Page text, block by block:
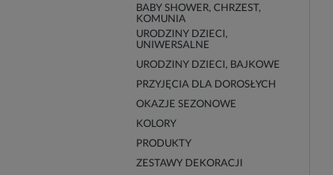
BABY SHOWER, CHRZEST,
KOMUNIA
URODZINY DZIECI,
UNIWERSALNE
URODZINY DZIECI, BAJKOWE
PRZYJĘCIA DLA DOROSŁYCH
OKAZJE SEZONOWE
KOLORY
PRODUKTY
ZESTAWY DEKORACJI